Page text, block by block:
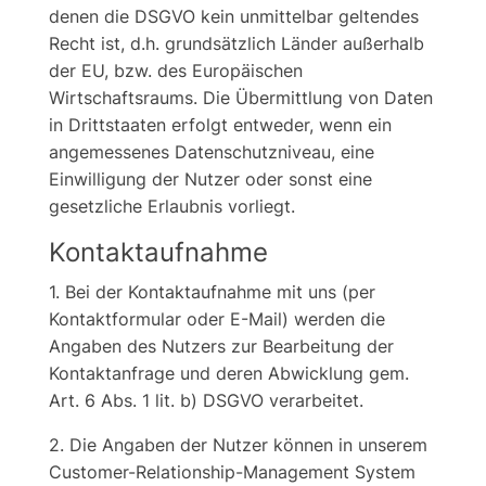
denen die DSGVO kein unmittelbar geltendes
Recht ist, d.h. grundsätzlich Länder außerhalb
der EU, bzw. des Europäischen
Wirtschaftsraums. Die Übermittlung von Daten
in Drittstaaten erfolgt entweder, wenn ein
angemessenes Datenschutzniveau, eine
Einwilligung der Nutzer oder sonst eine
gesetzliche Erlaubnis vorliegt.
Kontaktaufnahme
1. Bei der Kontaktaufnahme mit uns (per
Kontaktformular oder E-Mail) werden die
Angaben des Nutzers zur Bearbeitung der
Kontaktanfrage und deren Abwicklung gem.
Art. 6 Abs. 1 lit. b) DSGVO verarbeitet.
2. Die Angaben der Nutzer können in unserem
Customer-Relationship-Management System